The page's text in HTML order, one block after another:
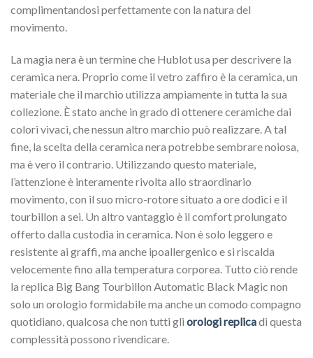
complimentandosi perfettamente con la natura del
movimento.
La magia nera è un termine che Hublot usa per descrivere la
ceramica nera. Proprio come il vetro zaffiro è la ceramica, un
materiale che il marchio utilizza ampiamente in tutta la sua
collezione. È stato anche in grado di ottenere ceramiche dai
colori vivaci, che nessun altro marchio può realizzare. A tal
fine, la scelta della ceramica nera potrebbe sembrare noiosa,
ma è vero il contrario. Utilizzando questo materiale,
l’attenzione è interamente rivolta allo straordinario
movimento, con il suo micro-rotore situato a ore dodici e il
tourbillon a sei. Un altro vantaggio è il comfort prolungato
offerto dalla custodia in ceramica. Non è solo leggero e
resistente ai graffi, ma anche ipoallergenico e si riscalda
velocemente fino alla temperatura corporea. Tutto ciò rende
la replica Big Bang Tourbillon Automatic Black Magic non
solo un orologio formidabile ma anche un comodo compagno
quotidiano, qualcosa che non tutti gli orologi replicadi questa
complessità possono rivendicare.